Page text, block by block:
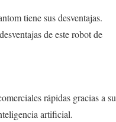
tiene sus desventajas.
de este robot de
rápidas gracias a su
artificial.